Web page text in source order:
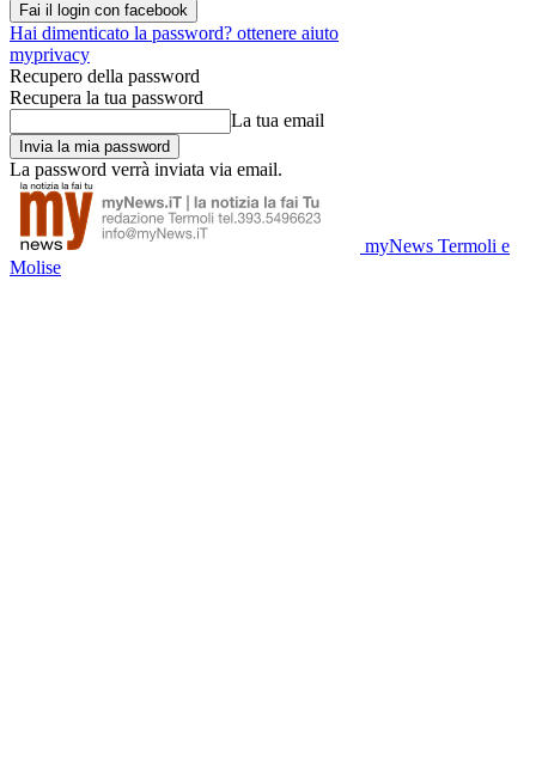
Fai il login con facebook
Hai dimenticato la password? ottenere aiuto
myprivacy
Recupero della password
Recupera la tua password
La tua email
La password verrà inviata via email.
myNews Termoli e
Molise